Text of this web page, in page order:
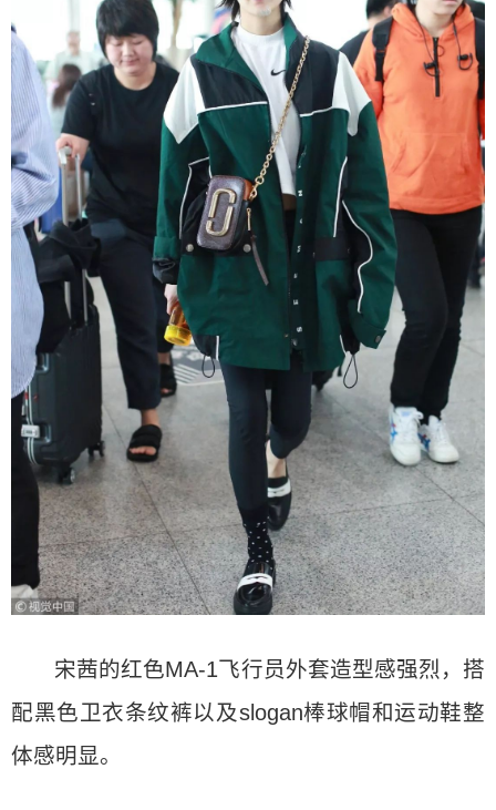
宋茜的红色MA-1飞行员外套造型感强烈，搭
配黑色卫衣条纹裤以及slogan棒球帽和运动鞋整
体感明显。